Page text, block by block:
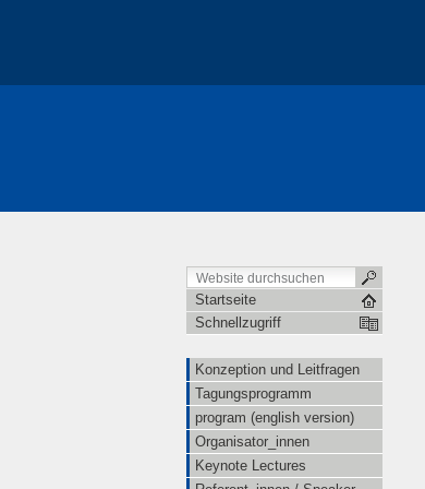
Startseite
Schnellzugriff
Konzeption und Leitfragen
Tagungsprogramm
program (english version)
Organisator_innen
Keynote Lectures